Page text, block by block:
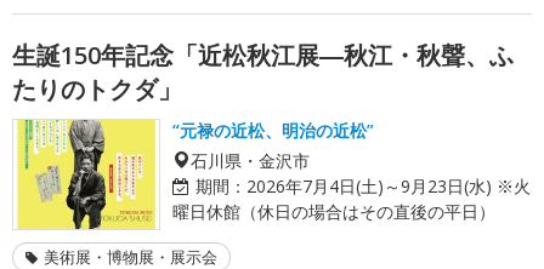
生誕150年記念「近松秋江展―秋江・秋聲、ふ
たりのトクダ」
“元禄の近松、明治の近松”
石川県・金沢市
期間： 2026年7月4日(土)～9月23日(水) ※火
曜日休館（休日の場合はその直後の平日）
美術展・博物展・展示会